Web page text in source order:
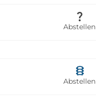
Abstellen
Abstellen